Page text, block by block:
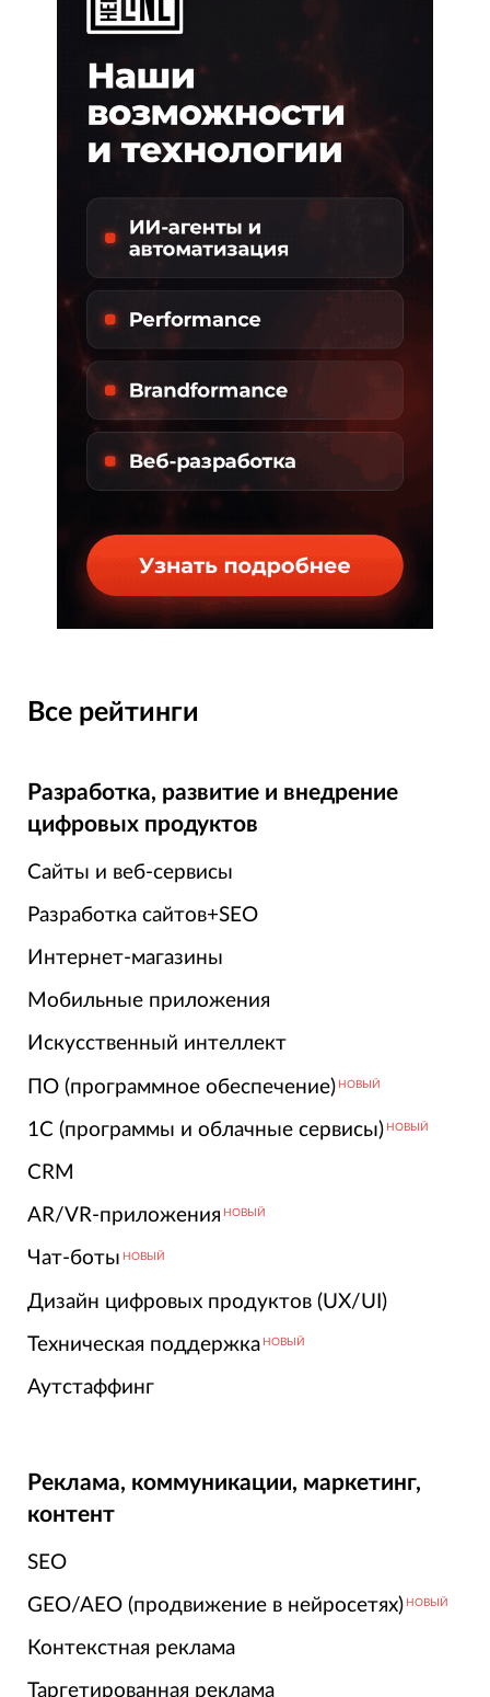
Все рейтинги
Разработка, развитие и внедрение
цифровых продуктов
Сайты и веб-сервисы
Разработка сайтов+SEO
Интернет-магазины
Мобильные приложения
Искусственный интеллект
ПО (программное обеспечение) НОВЫЙ
1С (программы и облачные сервисы) НОВЫЙ
CRM
AR/VR-приложения НОВЫЙ
Чат-боты НОВЫЙ
Дизайн цифровых продуктов (UX/UI)
Техническая поддержка НОВЫЙ
Аутстаффинг
Реклама, коммуникации, маркетинг,
контент
SEO
GEO/AEO (продвижение в нейросетях) НОВЫЙ
Контекстная реклама
Таргетированная реклама